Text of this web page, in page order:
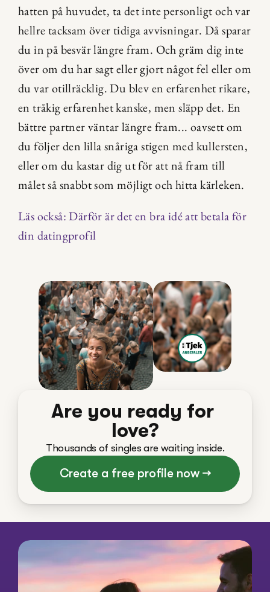
hatten på huvudet, ta det inte personligt och var
hellre tacksam över tidiga avvisningar. Då sparar
du in på besvär längre fram. Och gräm dig inte
över om du har sagt eller gjort något fel eller om
du var otillräcklig. Du blev en erfarenhet rikare,
en tråkig erfarenhet kanske, men släpp det. En
bättre partner väntar längre fram... oavsett om
du följer den lilla snåriga stigen med kullersten,
eller om du kastar dig ut för att nå fram till
målet så snabbt som möjligt och hitta kärleken.
Läs också: Därför är det en bra idé att betala för
din datingprofil
Are you ready for
love?
Thousands of singles are waiting inside.
Create a free profile now →